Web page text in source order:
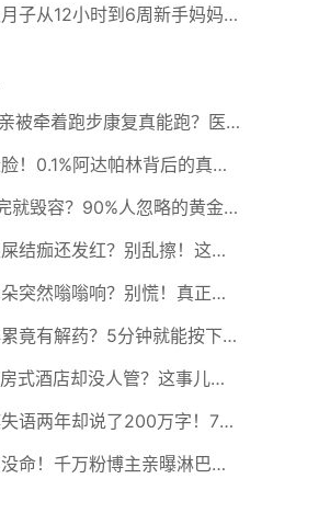
科学坐月子从12小时到6周新手妈妈必藏护理攻略
嘉兴父亲被牵着跑步康复真能跑？医生悄悄说这5步错一步就白练
10天毁脸！0.1%阿达帕林背后的真相你敢看吗？
E光做完就毁容？90%人忽略的黄金7天护理真相！
宝宝眼屎结痂还发红？别乱擦！这病正在偷偷堵住泪道
半夜耳朵突然嗡嗡响？别慌！真正原因可能和你想的完全不一样
你的心累竟有解药？5分钟就能按下暂停键！
住进病房式酒店却没人管？这事儿到底谁来负责！
他瘫痪失语两年却说了200万字！7岁女儿听爸爸讲笑话笑出声
她差点没命！千万粉博主亲曝淋巴结肿大竟是癌症前兆